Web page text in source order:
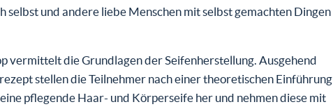
selbst und andere liebe Menschen mit selbst gemachten Dingen
vermittelt die Grundlagen der Seifenherstellung. Ausgehend
stellen die Teilnehmer nach einer theoretischen Einführung
pflegende Haar- und Körperseife her und nehmen diese mit